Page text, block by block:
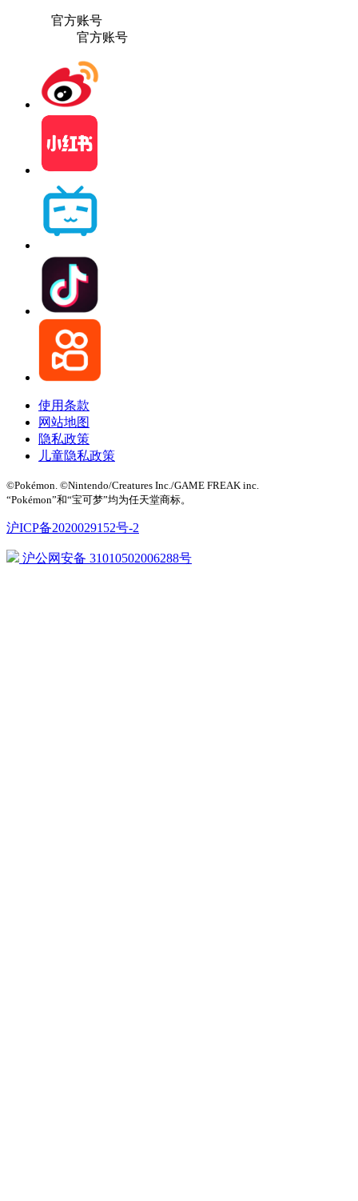
官方账号
官方账号
使用条款
网站地图
隐私政策
儿童隐私政策
©Pokémon. ©Nintendo/Creatures Inc./GAME FREAK inc.
“Pokémon”和“宝可梦”均为任天堂商标。
沪ICP备2020029152号-2
沪公网安备 31010502006288号